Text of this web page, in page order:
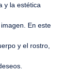
y la estética
En este
y el rostro,